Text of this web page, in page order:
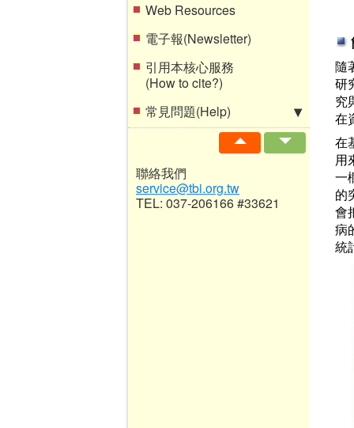
Web Resources
電子報(Newsletter)
引用本核心服務
(How to cite?)
常見問題(Help)
聯絡我們
service@tbi.org.tw
TEL: 037-206166 #33621
隨
研
究
在
在
用
一
的
會
病
統